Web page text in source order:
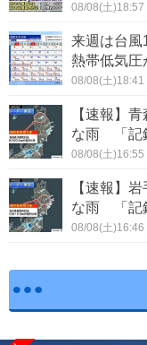
08/08(土)18:57
来週は台
熱帯低気
08/08(土)18:41
【速報】
な雨 「記
08/08(土)16:55
【速報】
な雨 「記
08/08(土)16:46